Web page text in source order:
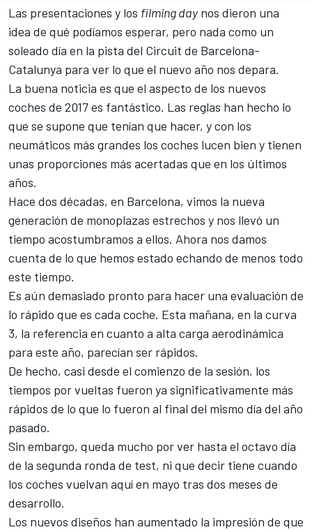
Las presentaciones y los filming daynos dieron una
idea de qué podíamos esperar, pero nada como un
soleado día en la pista del Circuit de Barcelona-
Catalunya para ver lo que el nuevo año nos depara.
La buena noticia es que el aspecto de los nuevos
coches de 2017 es fantástico. Las reglas han hecho lo
que se supone que tenían que hacer, y con los
neumáticos más grandes los coches lucen bien y tienen
unas proporciones más acertadas que en los últimos
años.
Hace dos décadas, en Barcelona, vimos la nueva
generación de monoplazas estrechos y nos llevó un
tiempo acostumbramos a ellos. Ahora nos damos
cuenta de lo que hemos estado echando de menos todo
este tiempo.
Es aún demasiado pronto para hacer una evaluación de
lo rápido que es cada coche. Esta mañana, en la curva
3, la referencia en cuanto a alta carga aerodinámica
para este año, parecían ser rápidos.
De hecho, casi desde el comienzo de la sesión, los
tiempos por vueltas fueron ya significativamente más
rápidos de lo que lo fueron al final del mismo día del año
pasado.
Sin embargo, queda mucho por ver hasta el octavo día
de la segunda ronda de test, ni que decir tiene cuando
los coches vuelvan aquí en mayo tras dos meses de
desarrollo.
Los nuevos diseños han aumentado la impresión de que